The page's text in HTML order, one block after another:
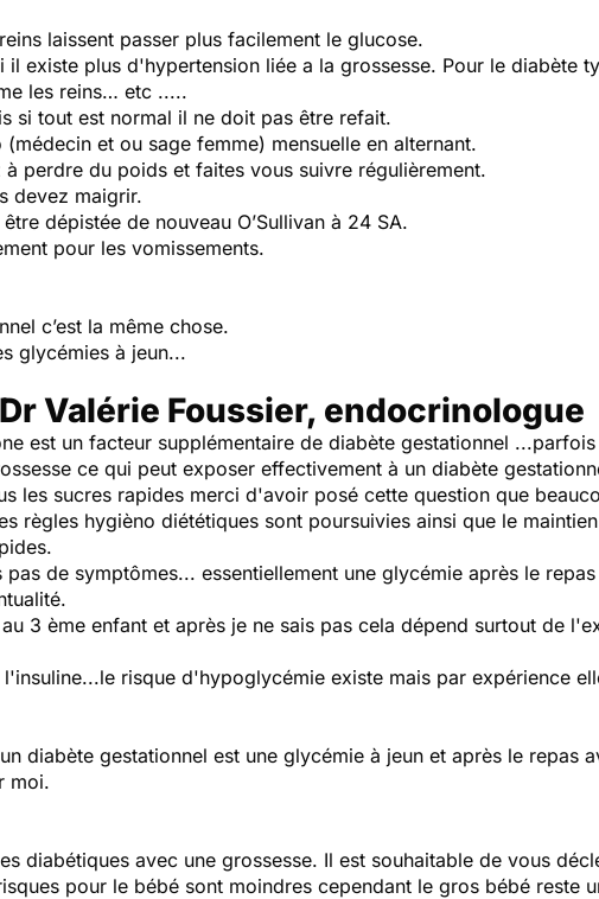
laissent passer plus facilement le glucose.
il existe plus d'hypertension liée a la grossesse. Pour le diabète
les reins… etc .....
si tout est normal il ne doit pas être refait.
et ou sage femme) mensuelle en alternant.
perdre du poids et faites vous suivre régulièrement.
devez maigrir.
dépistée de nouveau O’Sullivan à 24 SA.
pour les vomissements.
c’est la même chose.
glycémies à jeun...
Valérie Foussier, endocrinologue
est un facteur supplémentaire de diabète gestationnel
ce qui peut exposer effectivement à un diabète
les sucres rapides merci d'avoir posé cette question que
règles hygièno diététiques sont poursuivies ainsi que le
de symptômes... essentiellement une glycémie après le
3 ème enfant et après je ne sais pas cela dépend surtout de
risque d'hypoglycémie existe mais par expérience
diabète gestationnel est une glycémie à jeun et après le repas
moi.
diabétiques avec une grossesse. Il est souhaitable de vous
pour le bébé sont moindres cependant le gros bébé reste